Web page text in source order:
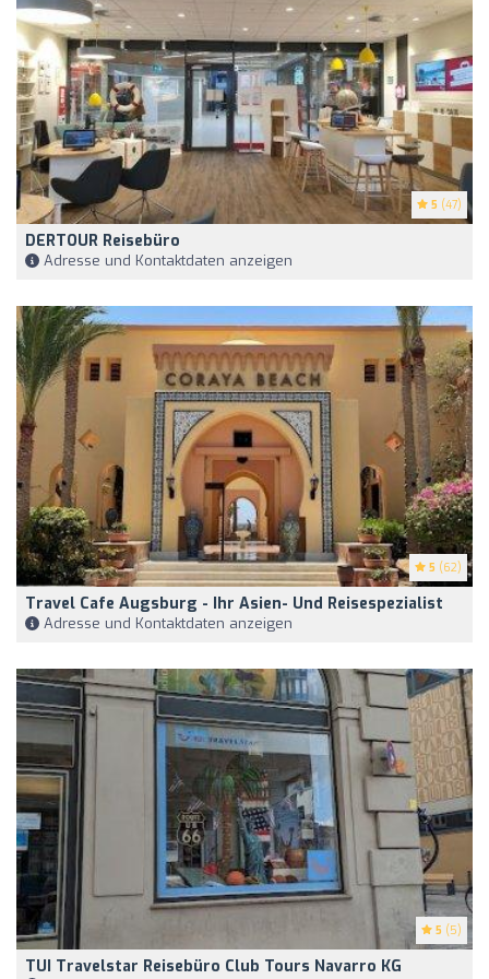
5 (47)
DERTOUR Reisebüro
Adresse und Kontaktdaten anzeigen
5 (62)
Travel Cafe Augsburg - Ihr Asien- Und Reisespezialist
Adresse und Kontaktdaten anzeigen
5 (5)
TUI Travelstar Reisebüro Club Tours Navarro KG